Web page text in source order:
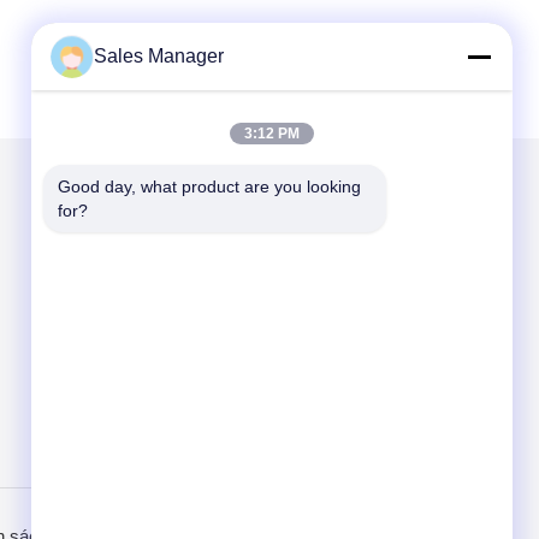
Gửi thư cho chúng tôi
Sales Manager
3:12 PM
Good day, what product are you looking
for?